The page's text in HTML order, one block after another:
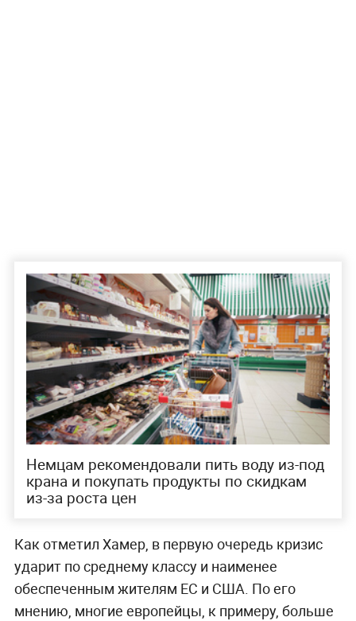
Немцам рекомендовали пить воду из-под
крана и покупать продукты по скидкам
из-за роста цен
Как отметил Хамер, в первую очередь кризис
ударит по среднему классу и наименее
обеспеченным жителям ЕС и США. По его
мнению, многие европейцы, к примеру, больше